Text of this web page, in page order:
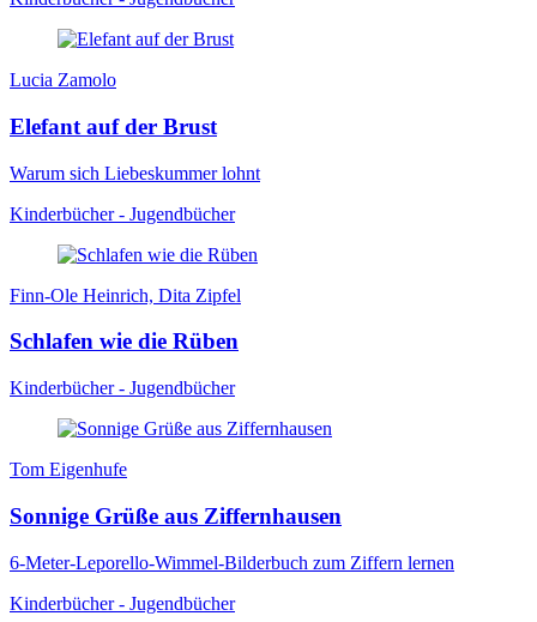
Lucia Zamolo
Elefant auf der Brust
Warum sich Liebeskummer lohnt
Kinderbücher - Jugendbücher
Finn-Ole Heinrich, Dita Zipfel
Schlafen wie die Rüben
Kinderbücher - Jugendbücher
Tom Eigenhufe
Sonnige Grüße aus Ziffernhausen
6-Meter-Leporello-Wimmel-Bilderbuch zum Ziffern lernen
Kinderbücher - Jugendbücher